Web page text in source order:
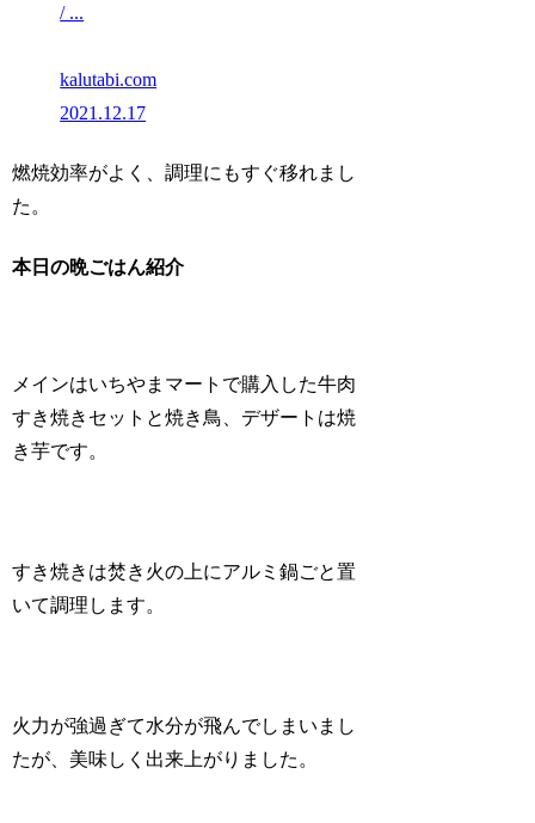
/ ...
kalutabi.com
2021.12.17
燃焼効率がよく、調理にもすぐ移れまし
た。
本日の晩ごはん紹介
メインはいちやまマートで購入した牛肉
すき焼きセットと焼き鳥、デザートは焼
き芋です。
すき焼きは焚き火の上にアルミ鍋ごと置
いて調理します。
火力が強過ぎて水分が飛んでしまいまし
たが、美味しく出来上がりました。